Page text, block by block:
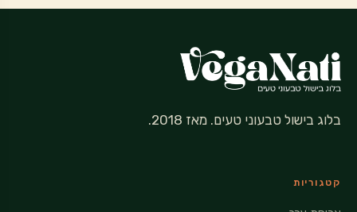
בלוג בישול טבעוני טעים. מאז 2018.
קטגוריות